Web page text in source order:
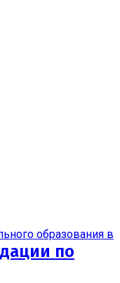
образования в
по